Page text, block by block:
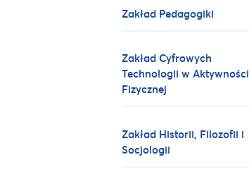
Zakład Pedagogiki
Zakład Cyfrowych
Technologii w Aktywności
Fizycznej
Zakład Historii, Filozofii i
Socjologii